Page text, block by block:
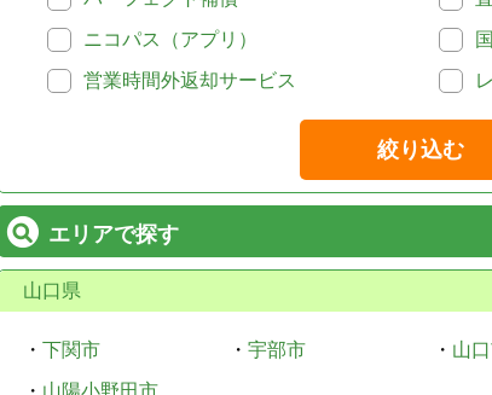
ニコパス（アプリ）
営業時間外返却サービス
絞り込む
エリアで探す
山口県
・ 下関市 ・ 宇部市 ・ 山
・ 山陽小野田市